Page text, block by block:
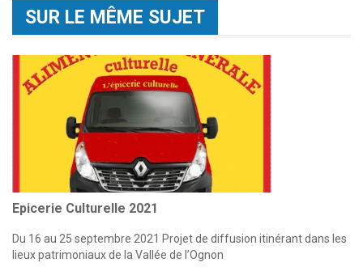
SUR LE MÊME SUJET
Epicerie Culturelle 2021
Du 16 au 25 septembre 2021 Projet de diffusion itinérant dans les
lieux patrimoniaux de la Vallée de l’Ognon